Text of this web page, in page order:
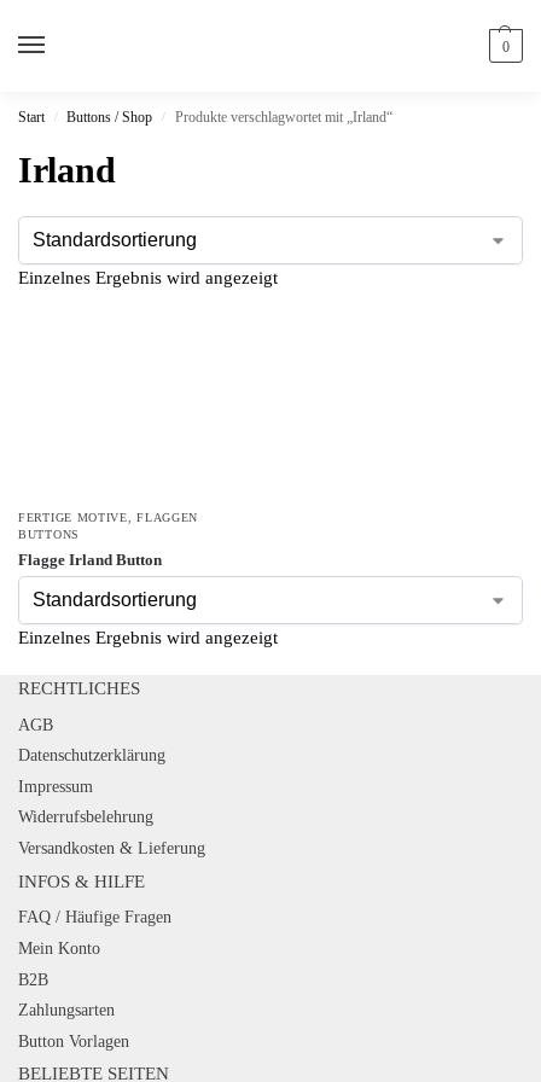
0
Start / Buttons / Shop / Produkte verschlagwortet mit „Irland“
Irland
Einzelnes Ergebnis wird angezeigt
FERTIGE MOTIVE,FLAGGEN
BUTTONS
Flagge Irland Button
Einzelnes Ergebnis wird angezeigt
RECHTLICHES
AGB
Datenschutzerklärung
Impressum
Widerrufsbelehrung
Versandkosten & Lieferung
INFOS & HILFE
FAQ / Häufige Fragen
Mein Konto
B2B
Zahlungsarten
Button Vorlagen
BELIEBTE SEITEN